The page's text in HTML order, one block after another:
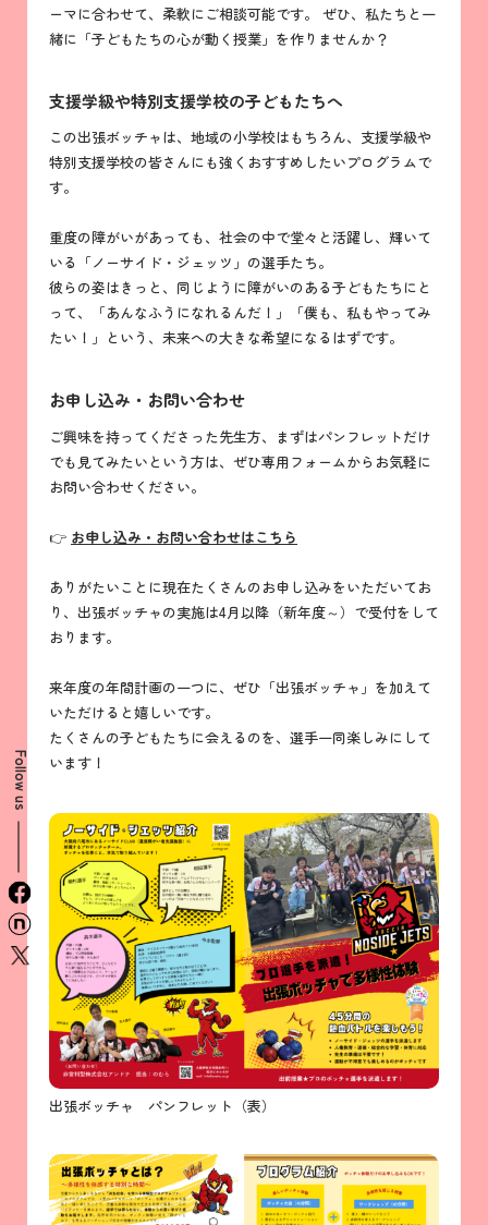
Follow us
facebook
ーマに合わせて、柔軟にご相談可能です。 ぜひ、私たちと一
緒に「子どもたちの心が動く授業」を作りませんか？
支援学級や特別支援学校の子どもたちへ
この出張ボッチャは、地域の小学校はもちろん、支援学級や
特別支援学校の皆さんにも強くおすすめしたいプログラムで
す。
重度の障がいがあっても、社会の中で堂々と活躍し、輝いて
いる「ノーサイド・ジェッツ」の選手たち。
彼らの姿はきっと、同じように障がいのある子どもたちにと
って、「あんなふうになれるんだ！」「僕も、私もやってみ
たい！」という、未来への大きな希望になるはずです。
お申し込み・お問い合わせ
ご興味を持ってくださった先生方、まずはパンフレットだけ
でも見てみたいという方は、ぜひ専用フォームからお気軽に
お問い合わせください。
👉 お申し込み・お問い合わせはこちら
ありがたいことに現在たくさんのお申し込みをいただいてお
り、出張ボッチャの実施は4月以降（新年度～）で受付をして
おります。
来年度の年間計画の一つに、ぜひ「出張ボッチャ」を加えて
いただけると嬉しいです。
たくさんの子どもたちに会えるのを、選手一同楽しみにして
います！
出張ボッチャ パンフレット（表）